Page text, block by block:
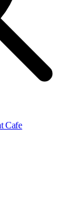
Cafe